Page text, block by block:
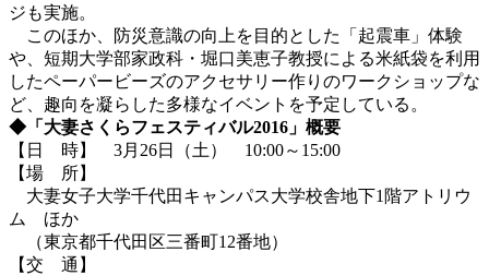
ジも実施。
このほか、防災意識の向上を目的とした「起震車」体験
や、短期大学部家政科・堀口美恵子教授による米紙袋を利用
したペーパービーズのアクセサリー作りのワークショップな
ど、趣向を凝らした多様なイベントを予定している。
◆「大妻さくらフェスティバル2016」概要
【日 時】 3月26日（土） 10:00～15:00
【場 所】
大妻女子大学千代田キャンパス大学校舎地下1階アトリウ
ム ほか
（東京都千代田区三番町12番地）
【交 通】